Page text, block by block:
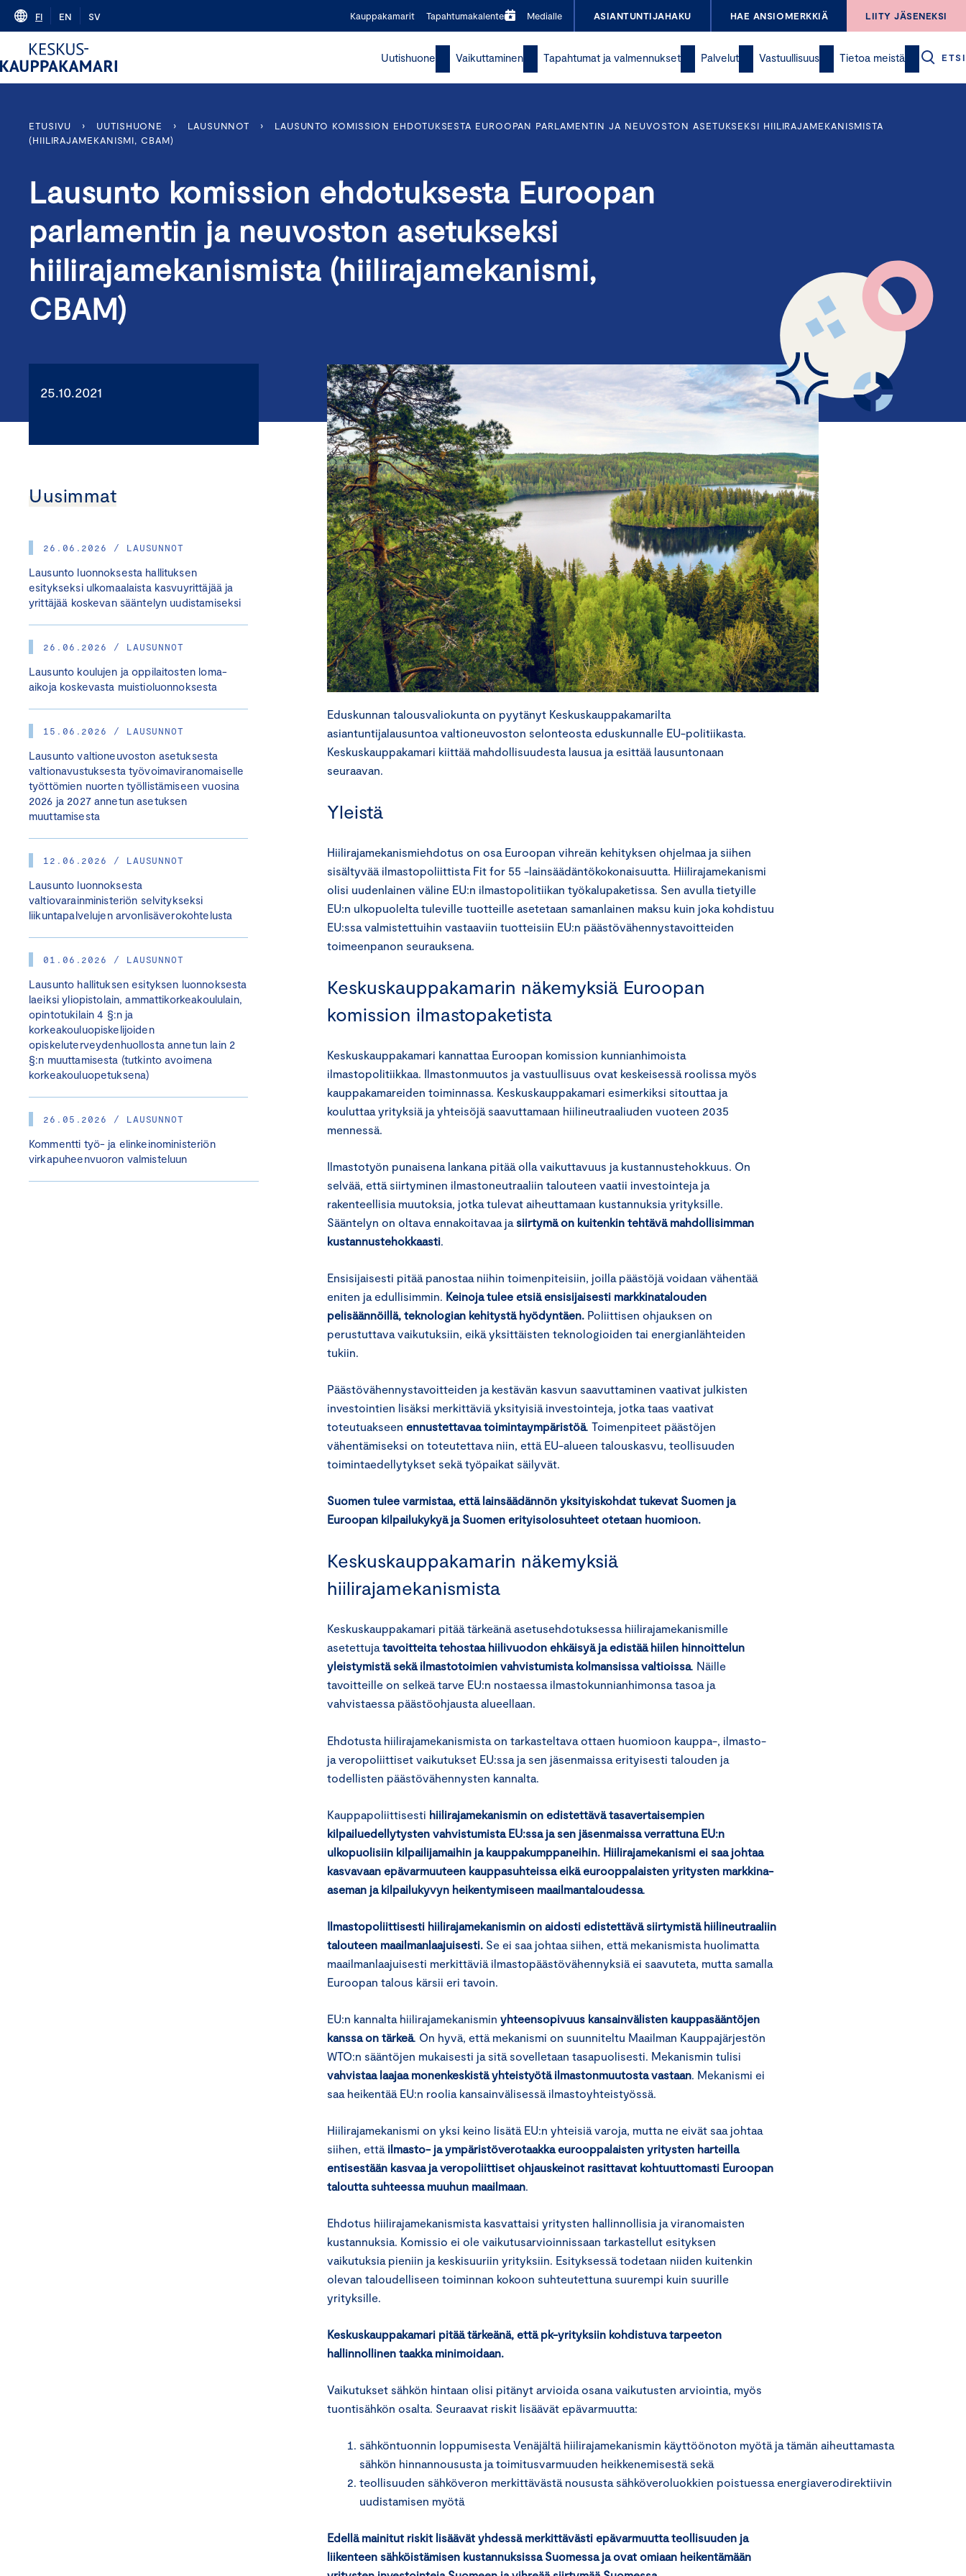
Skip
content
FI EN SV Kauppakamarit Tapahtumakalenteri Medialle ASIANTUNTIJAHAKU HAE ANSIOMERKKIÄ LIITY JÄSENEKSI
Uutishuone Vaikuttaminen Tapahtumat ja valmennukset Palvelut Vastuullisuus Tietoa meistä ETSI
ETUSIVU › UUTISHUONE › LAUSUNNOT ›
LAUSUNTO KOMISSION EHDOTUKSESTA EUROOPAN PARLAMENTIN JA NEUVOSTON ASETUKSEKSI HIILIRAJAMEKANISMISTA
(HIILIRAJAMEKANISMI, CBAM)
Lausunto komission ehdotuksesta Euroopan
parlamentin ja neuvoston asetukseksi
hiilirajamekanismista (hiilirajamekanismi,
CBAM)
25.10.2021
Uusimmat
26.06.2026 / LAUSUNNOT
Lausunto luonnoksesta hallituksen
esitykseksi ulkomaalaista kasvuyrittäjää ja
yrittäjää koskevan sääntelyn uudistamiseksi
26.06.2026 / LAUSUNNOT
Lausunto koulujen ja oppilaitosten loma-
aikoja koskevasta muistioluonnoksesta
15.06.2026 / LAUSUNNOT
Lausunto valtioneuvoston asetuksesta
valtionavustuksesta työvoimaviranomaiselle
työttömien nuorten työllistämiseen vuosina
2026 ja 2027 annetun asetuksen
muuttamisesta
12.06.2026 / LAUSUNNOT
Lausunto luonnoksesta
valtiovarainministeriön selvitykseksi
liikuntapalvelujen arvonlisäverokohtelusta
01.06.2026 / LAUSUNNOT
Lausunto hallituksen esityksen luonnoksesta
laeiksi yliopistolain, ammattikorkeakoululain,
opintotukilain 4 §:n ja
korkeakouluopiskelijoiden
opiskeluterveydenhuollosta annetun lain 2
§:n muuttamisesta (tutkinto avoimena
korkeakouluopetuksena)
26.05.2026 / LAUSUNNOT
Kommentti työ- ja elinkeinoministeriön
virkapuheenvuoron valmisteluun
Eduskunnan talousvaliokunta on pyytänyt Keskuskauppakamarilta
asiantuntijalausuntoa valtioneuvoston selonteosta eduskunnalle EU-politiikasta.
Keskuskauppakamari kiittää mahdollisuudesta lausua ja esittää lausuntonaan
seuraavan.
Yleistä
Hiilirajamekanismiehdotus on osa Euroopan vihreän kehityksen ohjelmaa ja siihen
sisältyvää ilmastopoliittista Fit for 55 -lainsäädäntökokonaisuutta. Hiilirajamekanismi
olisi uudenlainen väline EU:n ilmastopolitiikan työkalupaketissa. Sen avulla tietyille
EU:n ulkopuolelta tuleville tuotteille asetetaan samanlainen maksu kuin joka kohdistuu
EU:ssa valmistettuihin vastaaviin tuotteisiin EU:n päästövähennystavoitteiden
toimeenpanon seurauksena.
Keskuskauppakamarin näkemyksiä Euroopan
komission ilmastopaketista
Keskuskauppakamari kannattaa Euroopan komission kunnianhimoista
ilmastopolitiikkaa. Ilmastonmuutos ja vastuullisuus ovat keskeisessä roolissa myös
kauppakamareiden toiminnassa. Keskuskauppakamari esimerkiksi sitouttaa ja
kouluttaa yrityksiä ja yhteisöjä saavuttamaan hiilineutraaliuden vuoteen 2035
mennessä.
Ilmastotyön punaisena lankana pitää olla vaikuttavuus ja kustannustehokkuus. On
selvää, että siirtyminen ilmastoneutraaliin talouteen vaatii investointeja ja
rakenteellisia muutoksia, jotka tulevat aiheuttamaan kustannuksia yrityksille.
Sääntelyn on oltava ennakoitavaa ja siirtymä on kuitenkin tehtävä mahdollisimman
kustannustehokkaasti
Ensisijaisesti pitää panostaa niihin toimenpiteisiin, joilla päästöjä voidaan vähentää
eniten ja edullisimmin. Keinoja tulee etsiä ensisijaisesti markkinatalouden
pelisäännöillä, teknologian kehitystä hyödyntäen. Poliittisen ohjauksen on
perustuttava vaikutuksiin, eikä yksittäisten teknologioiden tai energianlähteiden
tukiin.
Päästövähennystavoitteiden ja kestävän kasvun saavuttaminen vaativat julkisten
investointien lisäksi merkittäviä yksityisiä investointeja, jotka taas vaativat
toteutuakseen ennustettavaa toimintaympäristöä . Toimenpiteet päästöjen
vähentämiseksi on toteutettava niin, että EU-alueen talouskasvu, teollisuuden
toimintaedellytykset sekä työpaikat säilyvät.
Suomen tulee varmistaa, että lainsäädännön yksityiskohdat tukevat Suomen ja
Euroopan kilpailukykyä ja Suomen erityisolosuhteet otetaan huomioon.
Keskuskauppakamarin näkemyksiä
hiilirajamekanismista
Keskuskauppakamari pitää tärkeänä asetusehdotuksessa hiilirajamekanismille
asetettuja tavoitteita tehostaa hiilivuodon ehkäisyä ja edistää hiilen hinnoittelun
yleistymistä sekä ilmastotoimien vahvistumista kolmansissa valtioissa . Näille
tavoitteille on selkeä tarve EU:n nostaessa ilmastokunnianhimonsa tasoa ja
vahvistaessa päästöohjausta alueellaan.
Ehdotusta hiilirajamekanismista on tarkasteltava ottaen huomioon kauppa-, ilmasto-
ja veropoliittiset vaikutukset EU:ssa ja sen jäsenmaissa erityisesti talouden ja
todellisten päästövähennysten kannalta.
Kauppapoliittisesti hiilirajamekanismin on edistettävä tasavertaisempien
kilpailuedellytysten vahvistumista EU:ssa ja sen jäsenmaissa verrattuna EU:n
ulkopuolisiin kilpailijamaihin ja kauppakumppaneihin. Hiilirajamekanismi ei saa johtaa
kasvavaan epävarmuuteen kauppasuhteissa eikä eurooppalaisten yritysten markkina-
aseman ja kilpailukyvyn heikentymiseen maailmantaloudessa
Ilmastopoliittisesti hiilirajamekanismin on aidosti edistettävä siirtymistä hiilineutraaliin
talouteen maailmanlaajuisesti. Se ei saa johtaa siihen, että mekanismista huolimatta
maailmanlaajuisesti merkittäviä ilmastopäästövähennyksiä ei saavuteta, mutta samalla
Euroopan talous kärsii eri tavoin.
EU:n kannalta hiilirajamekanismin yhteensopivuus kansainvälisten kauppasääntöjen
kanssa on tärkeä . On hyvä, että mekanismi on suunniteltu Maailman Kauppajärjestön
WTO:n sääntöjen mukaisesti ja sitä sovelletaan tasapuolisesti. Mekanismin tulisi
vahvistaa laajaa monenkeskistä yhteistyötä ilmastonmuutosta vastaan . Mekanismi ei
saa heikentää EU:n roolia kansainvälisessä ilmastoyhteistyössä.
Hiilirajamekanismi on yksi keino lisätä EU:n yhteisiä varoja, mutta ne eivät saa johtaa
siihen, että ilmasto- ja ympäristöverotaakka eurooppalaisten yritysten harteilla
entisestään kasvaa ja veropoliittiset ohjauskeinot rasittavat kohtuuttomasti Euroopan
taloutta suhteessa muuhun maailmaan
Ehdotus hiilirajamekanismista kasvattaisi yritysten hallinnollisia ja viranomaisten
kustannuksia. Komissio ei ole vaikutusarvioinnissaan tarkastellut esityksen
vaikutuksia pieniin ja keskisuuriin yrityksiin. Esityksessä todetaan niiden kuitenkin
olevan taloudelliseen toiminnan kokoon suhteutettuna suurempi kuin suurille
yrityksille.
Keskuskauppakamari pitää tärkeänä, että pk-yrityksiin kohdistuva tarpeeton
hallinnollinen taakka minimoidaan.
Vaikutukset sähkön hintaan olisi pitänyt arvioida osana vaikutusten arviointia, myös
tuontisähkön osalta. Seuraavat riskit lisäävät epävarmuutta:
sähköntuonnin loppumisesta Venäjältä hiilirajamekanismin käyttöönoton myötä ja tämän aiheuttamasta
sähkön hinnannoususta ja toimitusvarmuuden heikkenemisestä sekä
teollisuuden sähköveron merkittävästä noususta sähköveroluokkien poistuessa energiaverodirektiivin
uudistamisen myötä
Edellä mainitut riskit lisäävät yhdessä merkittävästi epävarmuutta teollisuuden ja
liikenteen sähköistämisen kustannuksissa Suomessa ja ovat omiaan heikentämään